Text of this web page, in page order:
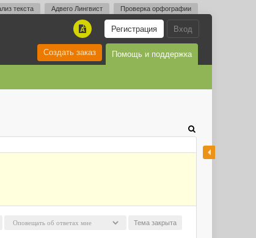
текста Адвего Лингвист Проверка орфографии
Вход
Регистрация
A
Помощь и поддержка
Создать заказ
Тема закрыта